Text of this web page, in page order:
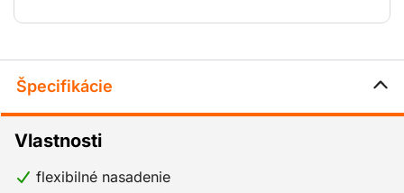
Špecifikácie
Vlastnosti
flexibilné nasadenie